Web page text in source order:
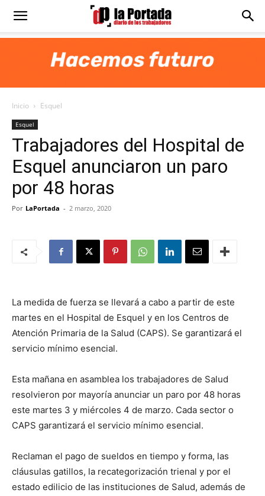
Diario
Portada
Inicio Esquel
Esquel
Trabajadores del Hospital de
Esquel anunciaron un paro
por 48 horas
Por LaPortada - 2 marzo, 2020
La medida de fuerza se llevará a cabo a partir de este
martes en el Hospital de Esquel y en los Centros de
Atención Primaria de la Salud (CAPS). Se garantizará el
servicio mínimo esencial.
Esta mañana en asamblea los trabajadores de Salud
resolvieron por mayoría anunciar un paro por 48 horas
este martes 3 y miércoles 4 de marzo. Cada sector o
CAPS garantizará el servicio mínimo esencial.
Reclaman el pago de sueldos en tiempo y forma, las
cláusulas gatillos, la recategorización trienal y por el
estado edilicio de las instituciones de Salud, además de